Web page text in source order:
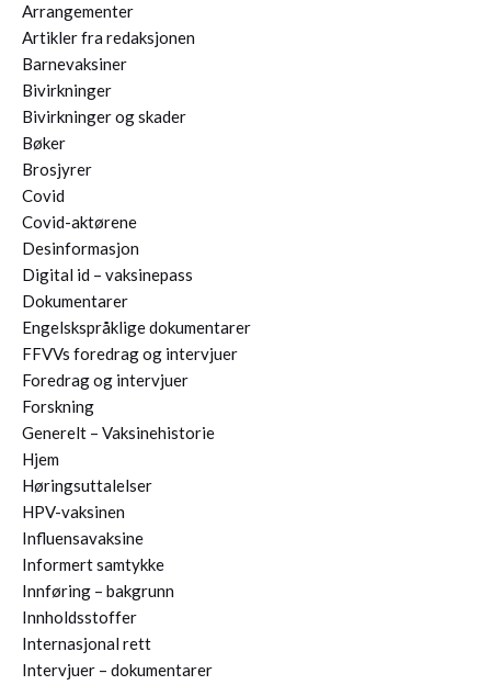
Arrangementer
Artikler fra redaksjonen
Barnevaksiner
Bivirkninger
Bivirkninger og skader
Bøker
Brosjyrer
Covid
Covid-aktørene
Desinformasjon
Digital id – vaksinepass
Dokumentarer
Engelskspråklige dokumentarer
FFVVs foredrag og intervjuer
Foredrag og intervjuer
Forskning
Generelt – Vaksinehistorie
Hjem
Høringsuttalelser
HPV-vaksinen
Influensavaksine
Informert samtykke
Innføring – bakgrunn
Innholdsstoffer
Internasjonal rett
Intervjuer – dokumentarer